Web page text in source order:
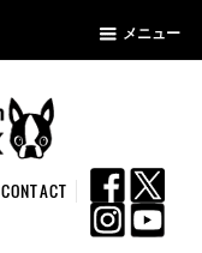
メニュー
CONTACT